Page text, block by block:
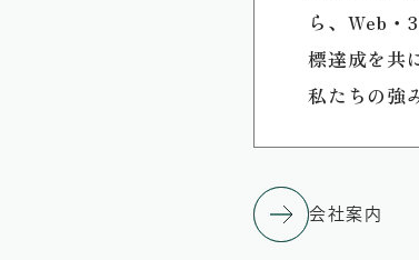
ら、Web・
標達成を共
私たちの強
会社案内